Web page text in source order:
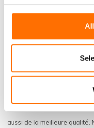
Sacoches de
Emportez simplement vos
aussi de la meilleure